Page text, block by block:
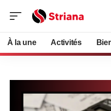
À la une Activités